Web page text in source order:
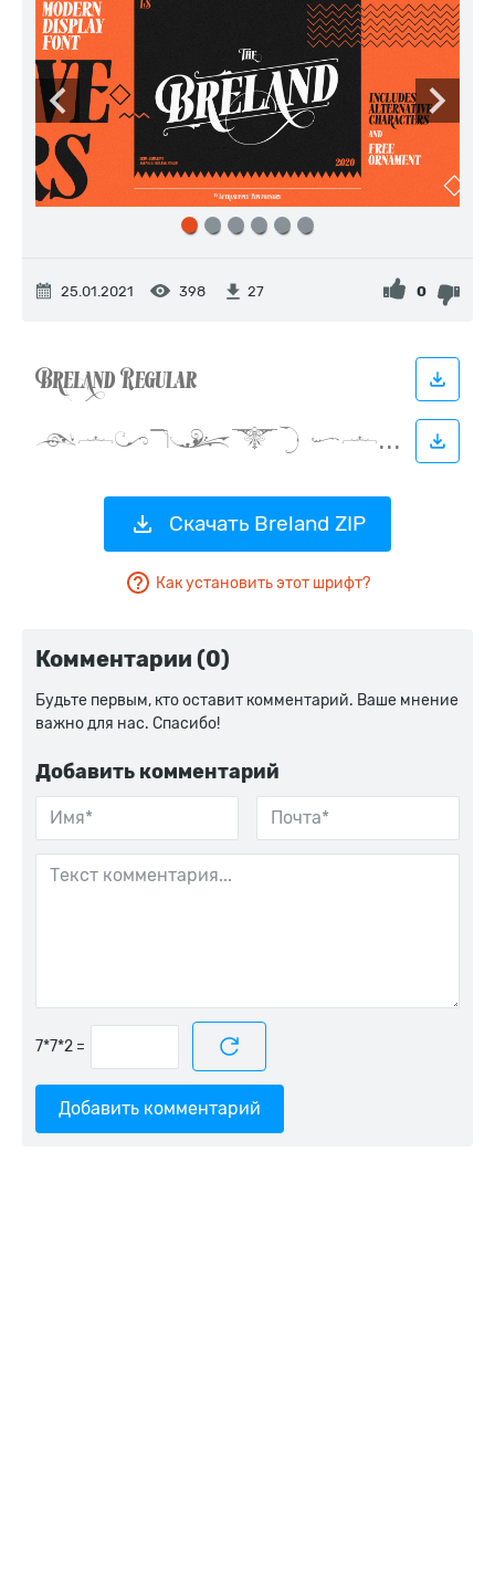
25.01.2021 398 27 0
Скачать Breland ZIP
Как установить этот шрифт?
Комментарии (0)
Будьте первым, кто оставит комментарий. Ваше мнение
важно для нас. Спасибо!
Добавить комментарий
=
Добавить комментарий